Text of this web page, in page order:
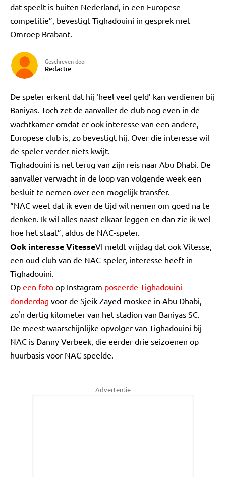
dat speelt is buiten Nederland, in een Europese
competitie”, bevestigt Tighadouini in gesprek met
Omroep Brabant.
Geschreven door
Redactie
De speler erkent dat hij ‘heel veel geld’ kan verdienen bij
Baniyas. Toch zet de aanvaller de club nog even in de
wachtkamer omdat er ook interesse van een andere,
Europese club is, zo bevestigt hij. Over die interesse wil
de speler verder niets kwijt.
Tighadouini is net terug van zijn reis naar Abu Dhabi. De
aanvaller verwacht in de loop van volgende week een
besluit te nemen over een mogelijk transfer.
“NAC weet dat ik even de tijd wil nemen om goed na te
denken. Ik wil alles naast elkaar leggen en dan zie ik wel
hoe het staat”, aldus de NAC-speler.
Ook interesse VitesseVI meldt vrijdag dat ook Vitesse,
een oud-club van de NAC-speler, interesse heeft in
Tighadouini.
Op een foto op Instagram poseerde Tighadouini
donderdag voor de Sjeik Zayed-moskee in Abu Dhabi,
zo'n dertig kilometer van het stadion van Baniyas SC.
De meest waarschijnlijke opvolger van Tighadouini bij
NAC is Danny Verbeek, die eerder drie seizoenen op
huurbasis voor NAC speelde.
Advertentie